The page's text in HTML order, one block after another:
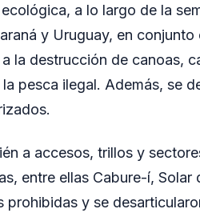
a lo largo de la
y Uruguay, en
la destrucción de canoas,
pesca ilegal. Además, se
a accesos, trillos y
entre ellas Cabure-í, Solar
y se